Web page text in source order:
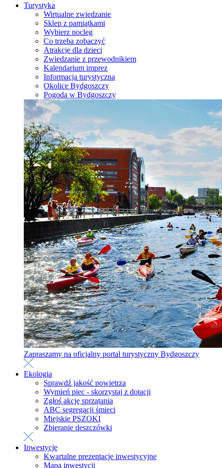
Turystyka
Wirtualne zwiedzanie
Sklep z pamiątkami
Wybierz nocleg
Co trzeba zobaczyć
Atrakcje dla dzieci
Zwiedzanie z przewodnikiem
Kalendarium imprez
Informacja turystyczna
Okolice Bydgoszczy
Pogoda w Bydgoszczy
Zapraszamy na oficjalny portal turystyczny Bydgoszczy
Ekologia
Sprawdź jakość powietrza
Wymień piec - skorzystaj z dotacji
Zgłoś akcję sprzątania
ABC segregacji śmieci
Miejskie PSZOKI
Zbieranie deszczówki
Inwestycje
Kwartalne prezentacje inwestycyjne
Mapa inwestycji